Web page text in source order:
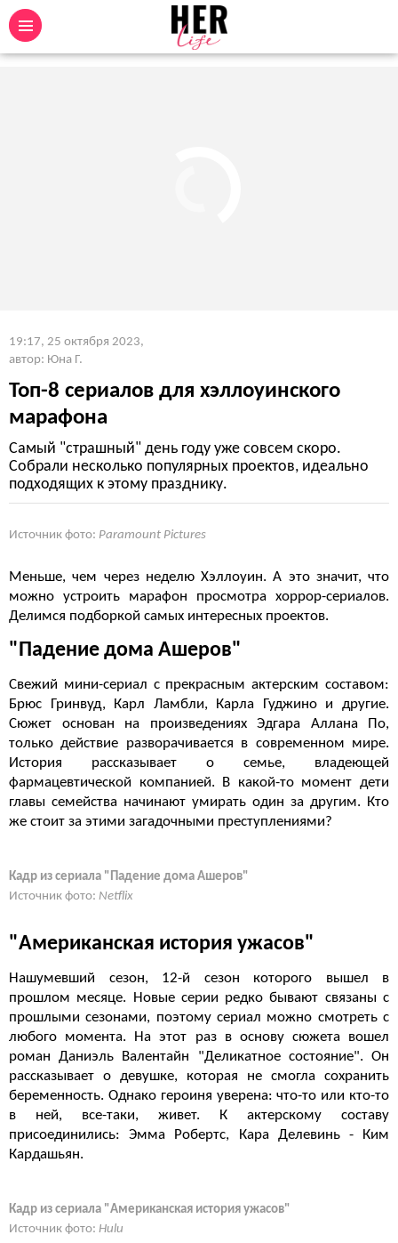
19:17, 25 октября 2023,
автор: Юна Г.
Топ-8 сериалов для хэллоуинского
марафона
Самый "страшный" день году уже совсем скоро.
Собрали несколько популярных проектов, идеально
подходящих к этому празднику.
Источник фото: Paramount Pictures
Меньше, чем через неделю Хэллоуин. А это значит, что
можно устроить марафон просмотра хоррор-сериалов.
Делимся подборкой самых интересных проектов.
"Падение дома Ашеров"
Свежий мини-сериал с прекрасным актерским составом:
Брюс Гринвуд, Карл Ламбли, Карла Гуджино и другие.
Сюжет основан на произведениях Эдгара Аллана По,
только действие разворачивается в современном мире.
История рассказывает о семье, владеющей
фармацевтической компанией. В какой-то момент дети
главы семейства начинают умирать один за другим. Кто
же стоит за этими загадочными преступлениями?
Кадр из сериала "Падение дома Ашеров"
Источник фото: Netflix
"Американская история ужасов"
Нашумевший сезон, 12-й сезон которого вышел в
прошлом месяце. Новые серии редко бывают связаны с
прошлыми сезонами, поэтому сериал можно смотреть с
любого момента. На этот раз в основу сюжета вошел
роман Даниэль Валентайн "Деликатное состояние". Он
рассказывает о девушке, которая не смогла сохранить
беременность. Однако героиня уверена: что-то или кто-то
в ней, все-таки, живет. К актерскому составу
присоединились: Эмма Робертс, Кара Делевинь - Ким
Кардашьян.
Кадр из сериала "Американская история ужасов"
Источник фото: Hulu